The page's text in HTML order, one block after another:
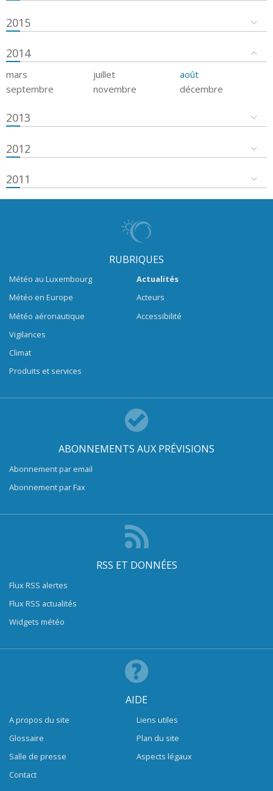
2015
2014
mars juillet
août
septembre
novembre décembre
2013
2012
2011
RUBRIQUES
Météo au Luxembourg
Météo en Europe
Météo aéronautique
Vigilances
Climat
Produits et services
Actualités
Acteurs
Accessibilité
ABONNEMENTS AUX PRÉVISIONS
Abonnement par email
Abonnement par Fax
RSS ET DONNÉES
Flux RSS alertes
Flux RSS actualités
Widgets météo
AIDE
A propos du site
Glossaire
Salle de presse
Contact
Liens utiles
Plan du site
Aspects légaux